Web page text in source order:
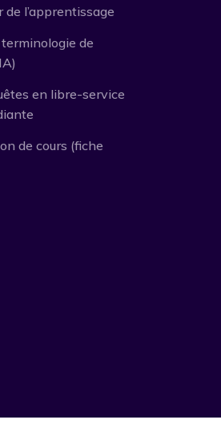
de l’apprentissage
de
en libre-service
de cours (fiche